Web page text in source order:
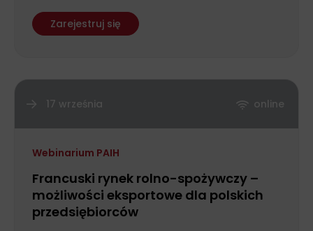
Zarejestruj się
17 września online
Webinarium PAIH
Francuski rynek rolno-spożywczy –
możliwości eksportowe dla polskich
przedsiębiorców